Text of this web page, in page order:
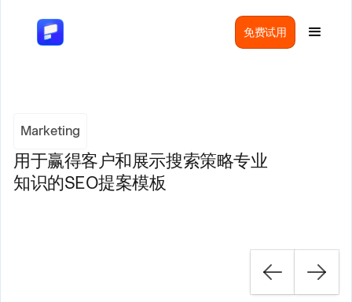
免费试用
Marketing
用于赢得客户和展示搜索策略专业
知识的SEO提案模板